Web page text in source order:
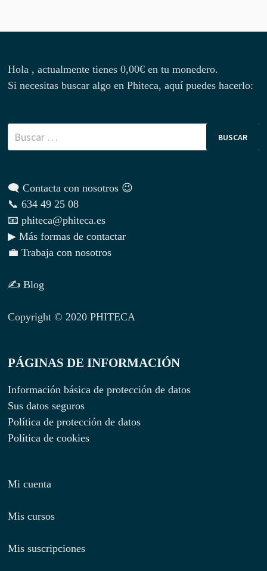
Hola , actualmente tienes0,00€ en tu monedero.
Si necesitas buscar algo en Phiteca, aquí puedes hacerlo:
Buscar:
🗨 Contacta con nosotros 😉
📞 634 49 25 08
📧 phiteca@phiteca.es
▶ Más formas de contactar
💼 Trabaja con nosotros
✍ Blog
Copyright © 2020 PHITECA
PÁGINAS DE INFORMACIÓN
Información básica de protección de datos
Sus datos seguros
Política de protección de datos
Política de cookies
Mi cuenta
Mis cursos
Mis suscripciones